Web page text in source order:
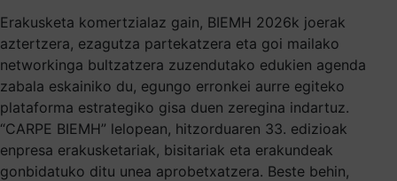
Erakusketa komertzialaz gain, BIEMH 2026k joerak
aztertzera, ezagutza partekatzera eta goi mailako
networkinga bultzatzera zuzendutako edukien agenda
zabala eskainiko du, egungo erronkei aurre egiteko
plataforma estrategiko gisa duen zeregina indartuz.
“CARPE BIEMH” lelopean, hitzorduaren 33. edizioak
enpresa erakusketariak, bisitariak eta erakundeak
gonbidatuko ditu unea aprobetxatzera. Beste behin,